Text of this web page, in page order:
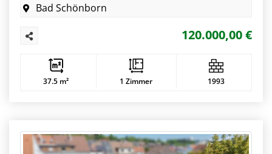
Bad Schönborn
120.000,00 €
37.5 m² 1 Zimmer 1993